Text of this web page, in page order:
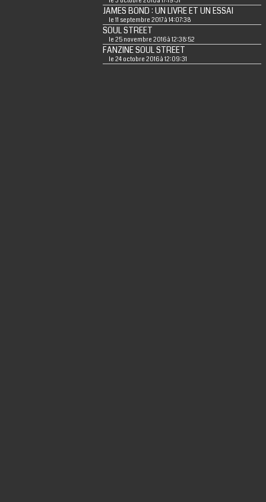
JAMES BOND : UN LIVRE ET UN ESSAI
le 11 septembre 2017 à 14:07:38
SOUL STREET
le 25 novembre 2016 à 12:38:52
FANZINE SOUL STREET
le 24 octobre 2016 à 12:09:31